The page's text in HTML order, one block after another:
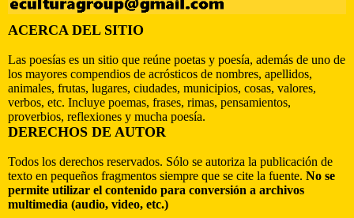
ACERCA DEL SITIO
Las poesías es un sitio que reúne poetas y poesía, además de uno de
los mayores compendios de acrósticos de nombres, apellidos,
animales, frutas, lugares, ciudades, municipios, cosas, valores,
verbos, etc. Incluye poemas, frases, rimas, pensamientos,
proverbios, reflexiones y mucha poesía.
DERECHOS DE AUTOR
Todos los derechos reservados. Sólo se autoriza la publicación de
texto en pequeños fragmentos siempre que se cite la fuente. No se
permite utilizar el contenido para conversión a archivos
multimedia (audio, video, etc.)